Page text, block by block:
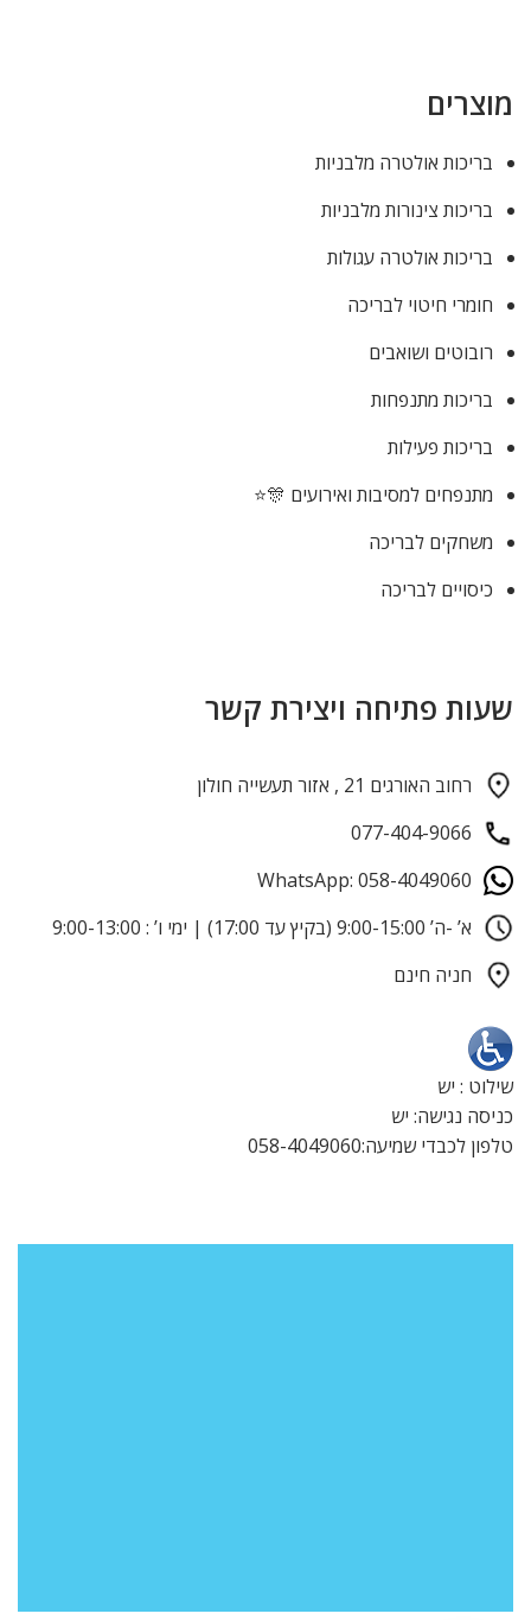
מוצרים
בריכות אולטרה מלבניות
בריכות צינורות מלבניות
בריכות אולטרה עגולות
חומרי חיטוי לבריכה
רובוטים ושואבים
בריכות מתנפחות
בריכות פעילות
מתנפחים למסיבות ואירועים 🎊⭐
משחקים לבריכה
כיסויים לבריכה
שעות פתיחה ויצירת קשר
רחוב האורגים 21 , אזור תעשייה חולון
077-404-9066
WhatsApp: 058-4049060
א’ -ה’ 9:00-15:00 (בקיץ עד 17:00) | ימי ו’ : 9:00-13:00
חניה חינם
שילוט : יש
כניסה נגישה: יש
טלפון לכבדי שמיעה:058-4049060